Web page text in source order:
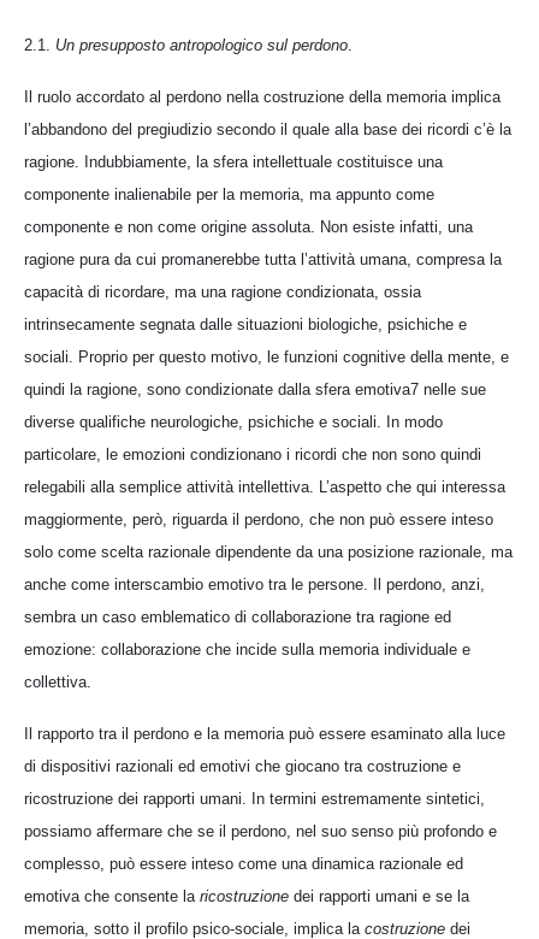
2.1. Un presupposto antropologico sul perdono
Il ruolo accordato al perdono nella costruzione della memoria implica
l’abbandono del pregiudizio secondo il quale alla base dei ricordi c’è la
ragione. Indubbiamente, la sfera intellettuale costituisce una
componente inalienabile per la memoria, ma appunto come
componente e non come origine assoluta. Non esiste infatti, una
ragione pura da cui promanerebbe tutta l’attività umana, compresa la
capacità di ricordare, ma una ragione condizionata, ossia
intrinsecamente segnata dalle situazioni biologiche, psichiche e
sociali. Proprio per questo motivo, le funzioni cognitive della mente, e
quindi la ragione, sono condizionate dalla sfera emotiva7 nelle sue
diverse qualifiche neurologiche, psichiche e sociali. In modo
particolare, le emozioni condizionano i ricordi che non sono quindi
relegabili alla semplice attività intellettiva. L’aspetto che qui interessa
maggiormente, però, riguarda il perdono, che non può essere inteso
solo come scelta razionale dipendente da una posizione razionale, ma
anche come interscambio emotivo tra le persone. Il perdono, anzi,
sembra un caso emblematico di collaborazione tra ragione ed
emozione: collaborazione che incide sulla memoria individuale e
collettiva.
Il rapporto tra il perdono e la memoria può essere esaminato alla luce
di dispositivi razionali ed emotivi che giocano tra costruzione e
ricostruzione dei rapporti umani. In termini estremamente sintetici,
possiamo affermare che se il perdono, nel suo senso più profondo e
complesso, può essere inteso come una dinamica razionale ed
emotiva che consente la ricostruzione dei rapporti umani e se la
memoria, sotto il profilo psico-sociale, implica la costruzione dei